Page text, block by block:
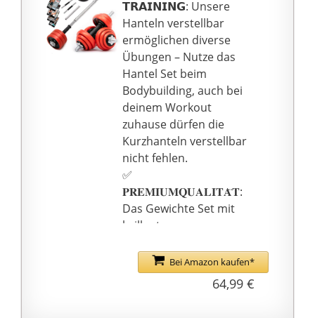
sind aufgrund ihrer
Beschaffenheit sehr
langlebig und bleiben
auch bei starker
Beanspruchung
formstabil
𝗧𝗥𝗔𝗜𝗡𝗜𝗡𝗚: Unsere
Hanteln verstellbar
ermöglichen diverse
Übungen – Nutze das
Hantel Set beim
Bodybuilding, auch bei
deinem Workout
zuhause dürfen die
Kurzhanteln verstellbar
nicht fehlen.
✅
𝐏𝐑𝐄𝐌𝐈𝐔𝐌𝐐𝐔𝐀𝐋𝐈𝐓𝐀̈𝐓:
Das Gewichte Set mit
brillanter
und ausgesuchten
Materialien
Bei Amazon kaufen*
64,99 €